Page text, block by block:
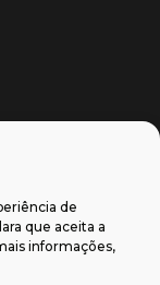
de
que aceita a
informações,